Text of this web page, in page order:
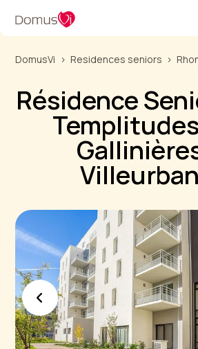
DomusVi Residences seniors
Résidence